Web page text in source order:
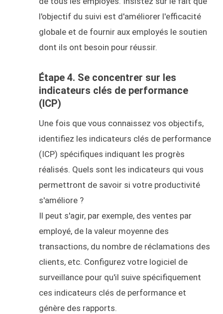
l'objectif du suivi est d'améliorer l'efficacité
globale et de fournir aux employés le soutien
dont ils ont besoin pour réussir.
Étape 4. Se concentrer sur les
indicateurs clés de performance
(ICP)
Une fois que vous connaissez vos objectifs,
identifiez les indicateurs clés de performance
(ICP) spécifiques indiquant les progrès
réalisés. Quels sont les indicateurs qui vous
permettront de savoir si votre productivité
s'améliore ?
Il peut s'agir, par exemple, des ventes par
employé, de la valeur moyenne des
transactions, du nombre de réclamations des
clients, etc. Configurez votre logiciel de
surveillance pour qu'il suive spécifiquement
ces indicateurs clés de performance et
génère des rapports.